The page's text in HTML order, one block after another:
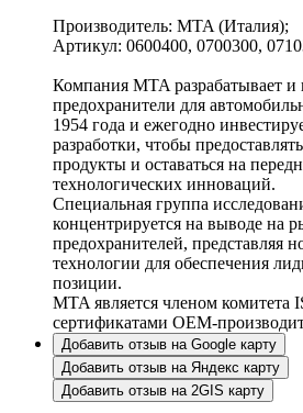
Производитель: MTA (Италия);
Артикул: 0600400, 0700300,
Компания MTA разрабатывает и
предохранители для
1954 года и ежегодно
разработки, чтобы
продукты и оставаться на
технологических инноваций.
Специальная группа
концентрируется на выводе на
предохранителей, представляя
технологии для обеспечения
позиции.
MTA является членом комитета
сертификатами OEM-
Добавить отзыв на Google карту
Добавить отзыв на Яндекс карту
Добавить отзыв на 2GIS карту